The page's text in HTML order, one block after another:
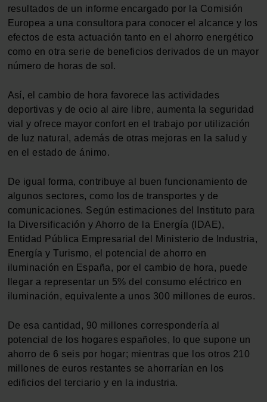
resultados de un informe encargado por la Comisión
Europea a una consultora para conocer el alcance y los
efectos de esta actuación tanto en el ahorro energético
como en otra serie de beneficios derivados de un mayor
número de horas de sol.
Así, el cambio de hora favorece las actividades
deportivas y de ocio al aire libre, aumenta la seguridad
vial y ofrece mayor confort en el trabajo por utilización
de luz natural, además de otras mejoras en la salud y
en el estado de ánimo.
De igual forma, contribuye al buen funcionamiento de
algunos sectores, como los de transportes y de
comunicaciones. Según estimaciones del Instituto para
la Diversificación y Ahorro de la Energía (IDAE),
Entidad Pública Empresarial del Ministerio de Industria,
Energía y Turismo, el potencial de ahorro en
iluminación en España, por el cambio de hora, puede
llegar a representar un 5% del consumo eléctrico en
iluminación, equivalente a unos 300 millones de euros.
De esa cantidad, 90 millones correspondería al
potencial de los hogares españoles, lo que supone un
ahorro de 6 seis por hogar; mientras que los otros 210
millones de euros restantes se ahorrarían en los
edificios del terciario y en la industria.